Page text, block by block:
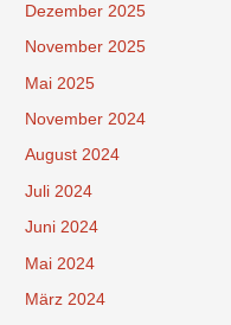
Dezember 2025
November 2025
Mai 2025
November 2024
August 2024
Juli 2024
Juni 2024
Mai 2024
März 2024